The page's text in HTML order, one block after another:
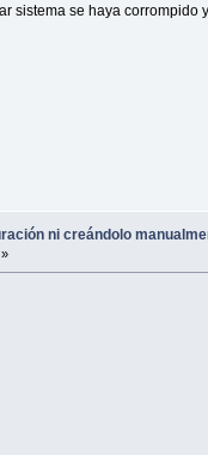
sistema se haya
ni creándolo